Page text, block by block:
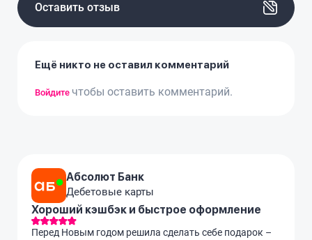
Оставить отзыв
Ещё никто не оставил комментарий
Войдите чтобы оставить комментарий.
Абсолют Банк
Дебетовые карты
Хороший кэшбэк и быстрое оформление
Перед Новым годом решила сделать себе подарок –